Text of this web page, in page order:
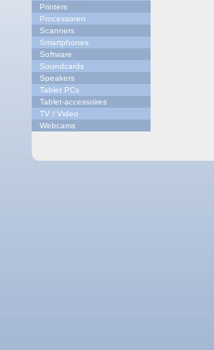
Printers
Processoren
Scanners
Smartphones
Software
Soundcards
Speakers
Tablet PCs
Tablet-accessoires
TV / Video
Webcams